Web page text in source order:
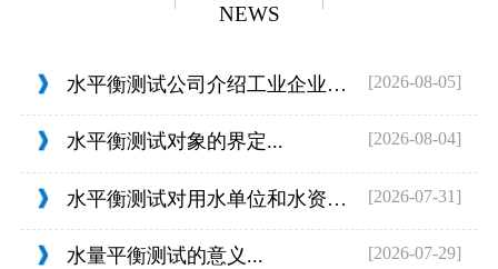
NEWS
水平衡测试公司介绍工业企业的用水范围... [2026-08-05]
水平衡测试对象的界定... [2026-08-04]
水平衡测试对用水单位和水资源管理的目... [2026-07-31]
水量平衡测试的意义... [2026-07-29]